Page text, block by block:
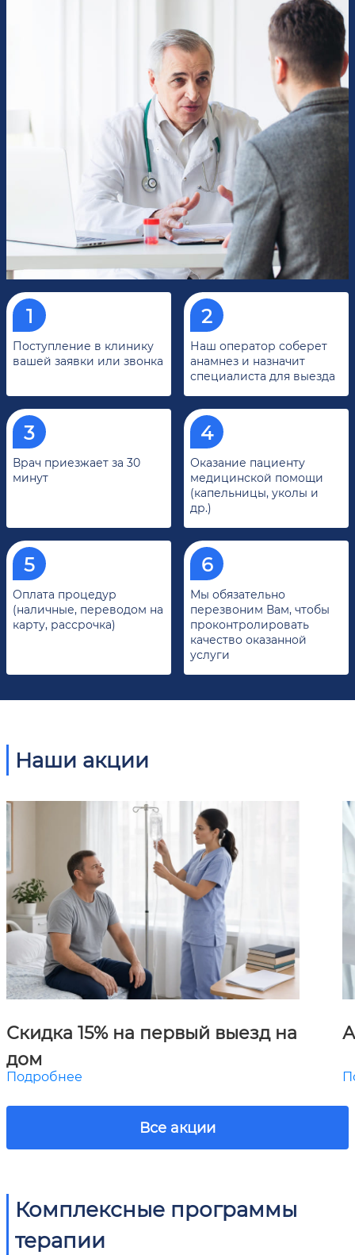
Поступление в клинику
вашей заявки или звонка
Наш оператор соберет
анамнез и назначит
специалиста для выезда
Врач приезжает за 30
минут
Оказание пациенту
медицинской помощи
(капельницы, уколы и
др.)
Оплата процедур
(наличные, переводом на
карту, рассрочка)
Мы обязательно
перезвоним Вам, чтобы
проконтролировать
качество оказанной
услуги
Наши акции
Скидка 15% на первый выезд на
дом
Подробнее
Все акции
Комплексные программы
терапии